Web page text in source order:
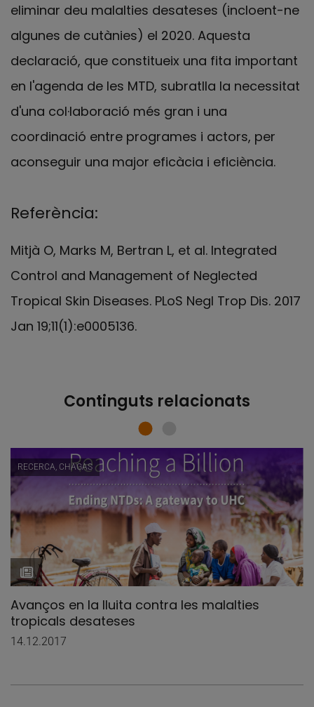
eliminar deu malalties desateses (incloent-ne
algunes de cutànies) el 2020. Aquesta
declaració, que constitueix una fita important
en l'agenda de les MTD, subratlla la necessitat
d'una col·laboració més gran i una
coordinació entre programes i actors, per
aconseguir una major eficàcia i eficiència.
Referència:
Mitjà O, Marks M, Bertran L, et al. Integrated
Control and Management of Neglected
Tropical Skin Diseases. PLoS Negl Trop Dis. 2017
Jan 19;11(1):e0005136.
Continguts relacionats
RECERCA, CHAGAS
Avanços en la lluita contra les malalties
tropicals desateses
14.12.2017